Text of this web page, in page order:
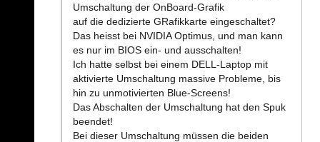
Umschaltung der OnBoard-Grafik
auf die dedizierte GRafikkarte eingeschaltet?
Das heisst bei NVIDIA Optimus, und man kann
es nur im BIOS ein- und ausschalten!
Ich hatte selbst bei einem DELL-Laptop mit
aktivierte Umschaltung massive Probleme, bis
hin zu unmotivierten Blue-Screens!
Das Abschalten der Umschaltung hat den Spuk
beendet!
Bei dieser Umschaltung müssen die beiden